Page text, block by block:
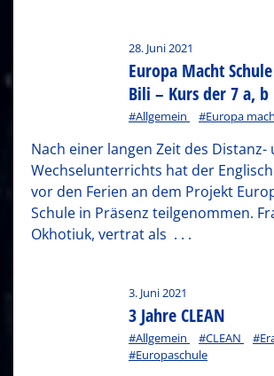
28. Juni 2021
Europa Macht
Bili – Kurs der 7 a,
#Allgemein #Europa
Nach einer langen Zeit des Distanz-
Wechselunterrichts hat der
vor den Ferien an dem Projekt
Schule in Präsenz teilgenommen.
Okhotiuk, vertrat als . . .
3. Juni 2021
3 Jahre CLEAN
#Allgemein #CLEAN
#Europaschule